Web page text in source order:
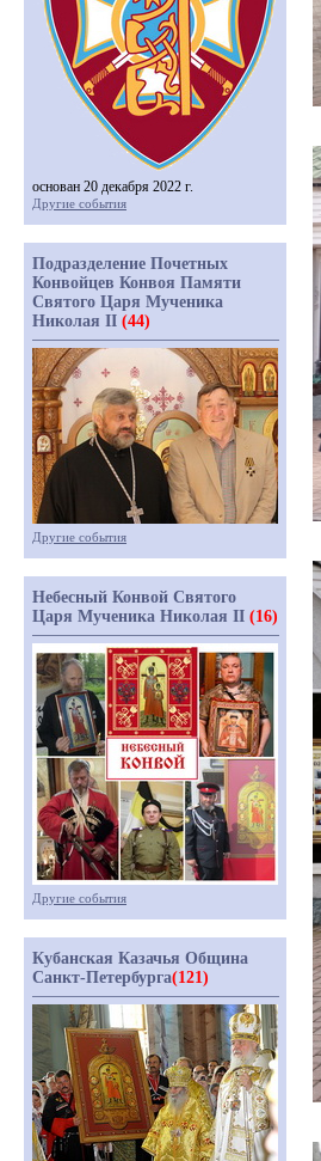
основан 20 декабря 2022 г.
Другие события
Подразделение Почетных
Конвойцев Конвоя Памяти
Святого Царя Мученика
Николая II (44)
Другие события
Небесный Конвой Святого
Царя Мученика Николая II (16)
Другие события
Кубанская Казачья Община
Санкт-Петербурга(121)